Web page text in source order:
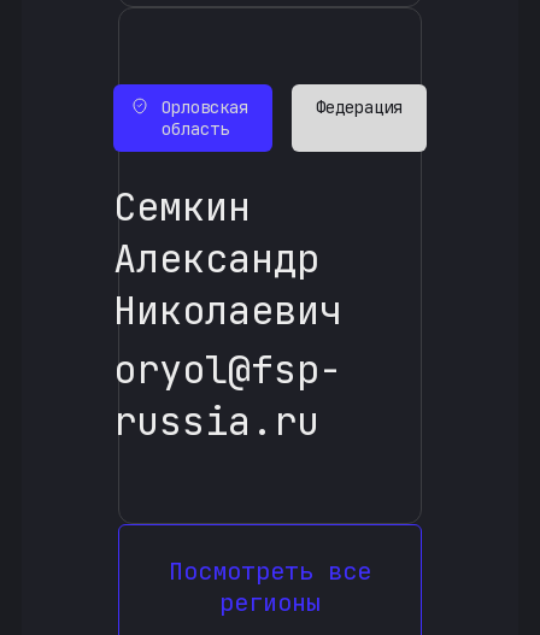
Орловская
область
Федерация
Семкин
Александр
Николаевич
oryol@fsp-
russia.ru
Посмотреть все
регионы